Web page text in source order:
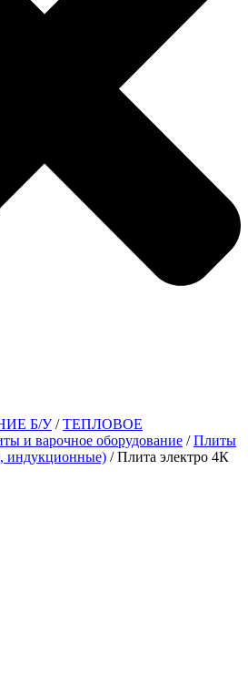
Б/У/ТЕПЛОВОЕ
и варочное оборудование /Плиты
индукционные) / Плита электро 4К